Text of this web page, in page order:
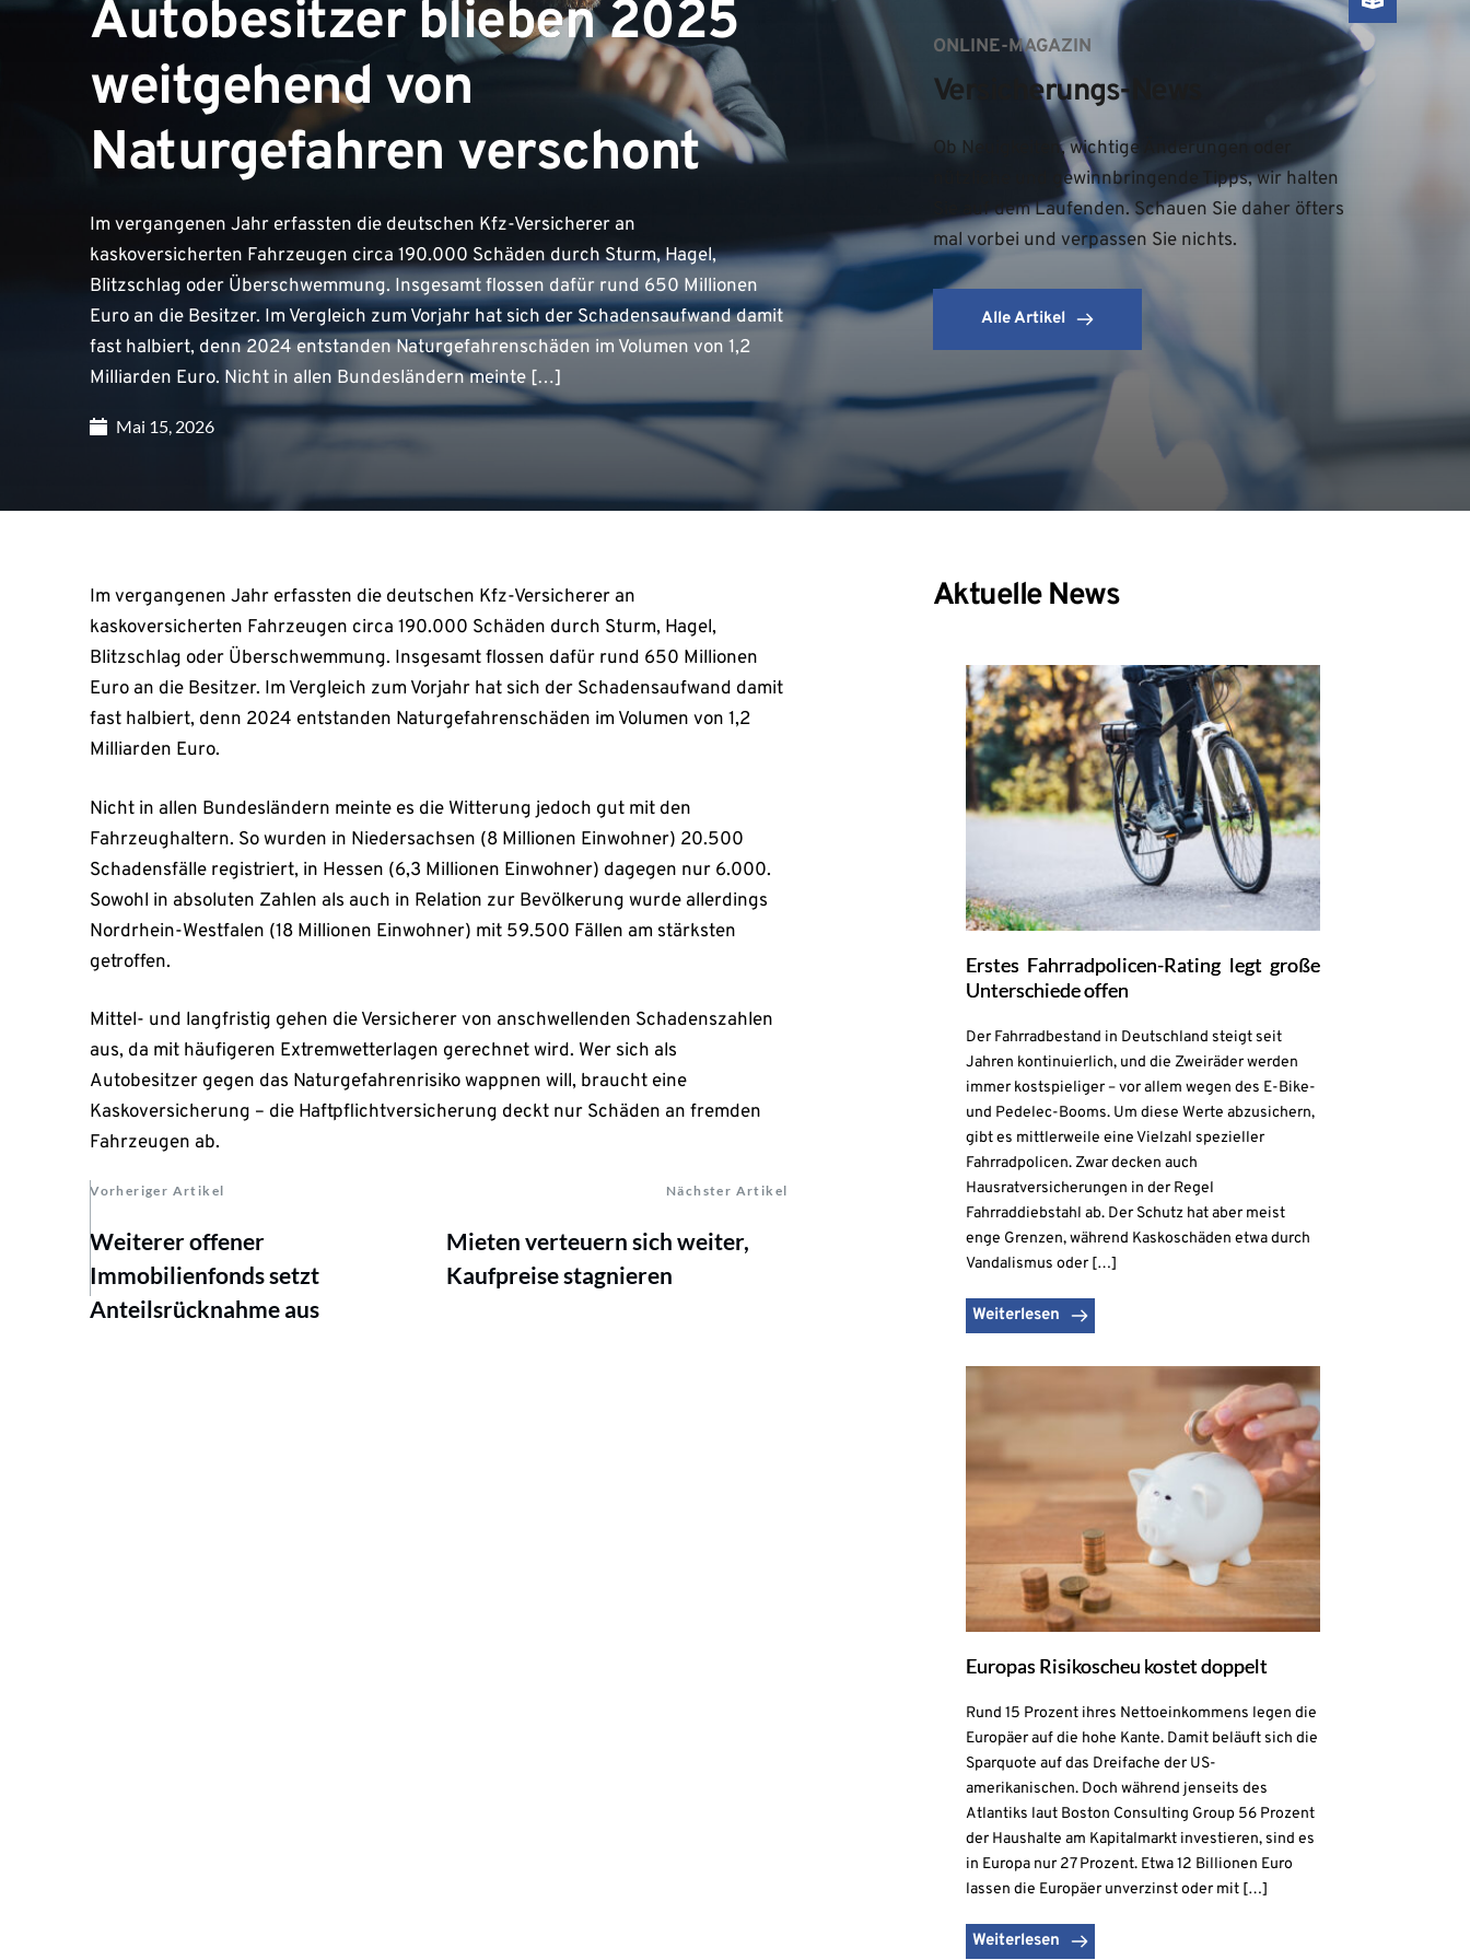
Autobesitzer blieben 2025
weitgehend von
Naturgefahren verschont
Im vergangenen Jahr erfassten die deutschen Kfz-Versicherer an
kaskoversicherten Fahrzeugen circa 190.000 Schäden durch Sturm, Hagel,
Blitzschlag oder Überschwemmung. Insgesamt flossen dafür rund 650 Millionen
Euro an die Besitzer. Im Vergleich zum Vorjahr hat sich der Schadensaufwand damit
fast halbiert, denn 2024 entstanden Naturgefahrenschäden im Volumen von 1,2
Milliarden Euro. Nicht in allen Bundesländern meinte […]
Mai 15, 2026
ONLINE-MAGAZIN
Versicherungs-News
Ob Neuigkeiten, wichtige Änderungen oder
nützliche und gewinnbringende Tipps, wir halten
Sie auf dem Laufenden. Schauen Sie daher öfters
mal vorbei und verpassen Sie nichts.
Alle Artikel
Im vergangenen Jahr erfassten die deutschen Kfz-Versicherer an
kaskoversicherten Fahrzeugen circa 190.000 Schäden durch Sturm, Hagel,
Blitzschlag oder Überschwemmung. Insgesamt flossen dafür rund 650 Millionen
Euro an die Besitzer. Im Vergleich zum Vorjahr hat sich der Schadensaufwand damit
fast halbiert, denn 2024 entstanden Naturgefahrenschäden im Volumen von 1,2
Milliarden Euro.
Nicht in allen Bundesländern meinte es die Witterung jedoch gut mit den
Fahrzeughaltern. So wurden in Niedersachsen (8 Millionen Einwohner) 20.500
Schadensfälle registriert, in Hessen (6,3 Millionen Einwohner) dagegen nur 6.000.
Sowohl in absoluten Zahlen als auch in Relation zur Bevölkerung wurde allerdings
Nordrhein-Westfalen (18 Millionen Einwohner) mit 59.500 Fällen am stärksten
getroffen.
Mittel- und langfristig gehen die Versicherer von anschwellenden Schadenszahlen
aus, da mit häufigeren Extremwetterlagen gerechnet wird. Wer sich als
Autobesitzer gegen das Naturgefahrenrisiko wappnen will, braucht eine
Kaskoversicherung – die Haftpflichtversicherung deckt nur Schäden an fremden
Fahrzeugen ab.
Vorheriger Artikel Nächster Artikel
Weiterer offener
Immobilienfonds setzt
Anteilsrücknahme aus
Mieten verteuern sich weiter,
Kaufpreise stagnieren
Aktuelle News
Erstes Fahrradpolicen-Rating legt große
Unterschiede offen
Der Fahrradbestand in Deutschland steigt seit
Jahren kontinuierlich, und die Zweiräder werden
immer kostspieliger – vor allem wegen des E-Bike-
und Pedelec-Booms. Um diese Werte abzusichern,
gibt es mittlerweile eine Vielzahl spezieller
Fahrradpolicen. Zwar decken auch
Hausratversicherungen in der Regel
Fahrraddiebstahl ab. Der Schutz hat aber meist
enge Grenzen, während Kaskoschäden etwa durch
Vandalismus oder […]
Weiterlesen
Europas Risikoscheu kostet doppelt
Rund 15 Prozent ihres Nettoeinkommens legen die
Europäer auf die hohe Kante. Damit beläuft sich die
Sparquote auf das Dreifache der US-
amerikanischen. Doch während jenseits des
Atlantiks laut Boston Consulting Group 56 Prozent
der Haushalte am Kapitalmarkt investieren, sind es
in Europa nur 27 Prozent. Etwa 12 Billionen Euro
lassen die Europäer unverzinst oder mit […]
Weiterlesen